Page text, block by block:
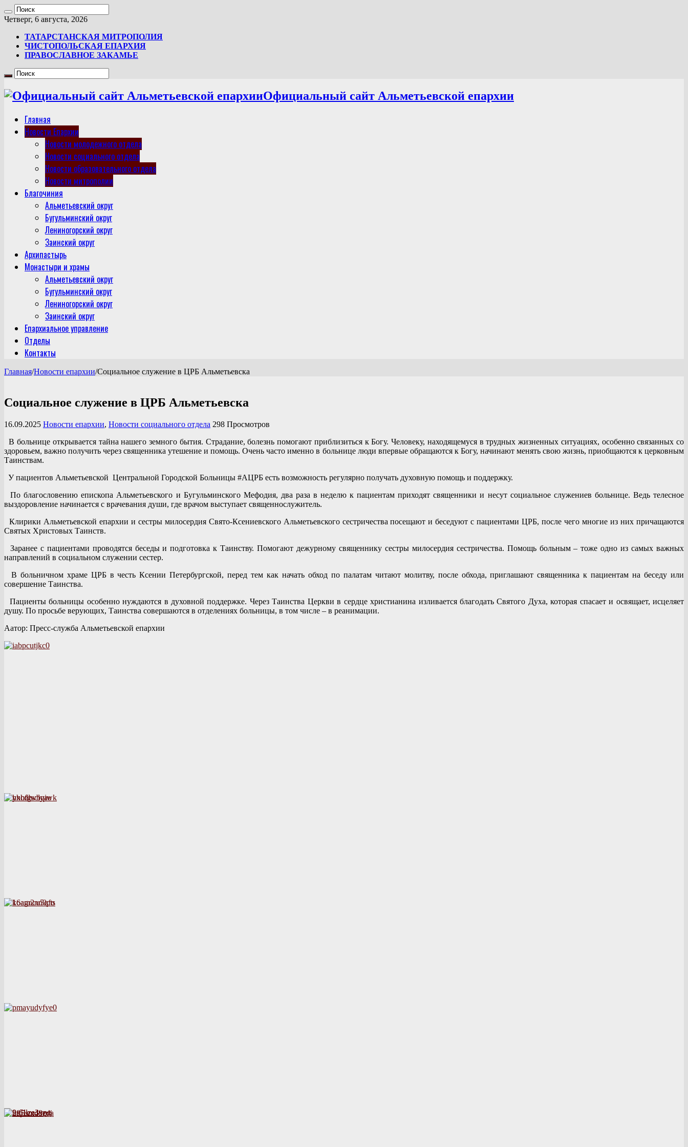
Четверг, 6 августа, 2026
ТАТАРСТАНСКАЯ МИТРОПОЛИЯ
ЧИСТОПОЛЬСКАЯ ЕПАРХИЯ
ПРАВОСЛАВНОЕ ЗАКАМЬЕ
Официальный сайт Альметьевской епархии
Главная
Новости Епархии
Новости молодежного отдела
Новости социального отдела
Новости образовательного отдела
Новости митрополии
Благочиния
Альметьевский округ
Бугульминский округ
Лениногорский округ
Заинский округ
Архипастырь
Монастыри и храмы
Альметьевский округ
Бугульминский округ
Лениногорский округ
Заинский округ
Епархиальное управление
Отделы
Контакты
Главная/Новости епархии/Социальное служение в ЦРБ Альметьевска
Социальное служение в ЦРБ Альметьевска
16.09.2025 Новости епархии, Новости социального отдела 298 Просмотров
В больнице открывается тайна нашего земного бытия. Страдание, болезнь помогают приблизиться к Богу. Человеку, находящемуся в трудных жизненных ситуациях, особенно связанных со
здоровьем, важно получить через священника утешение и помощь. Очень часто именно в больнице люди впервые обращаются к Богу, начинают менять свою жизнь, приобщаются к церковным
Таинствам.
У пациентов Альметьевской Центральной Городской Больницы #АЦРБ есть возможность регулярно получать духовную помощь и поддержку.
По благословению епископа Альметьевского и Бугульминского Мефодия, два раза в неделю к пациентам приходят священники и несут социальное служениев больнице. Ведь телесное
выздоровление начинается с врачевания души, где врачом выступает священнослужитель.
Клирики Альметьевской епархии и сестры милосердия Свято-Ксениевского Альметьевского сестричества посещают и беседуют с пациентами ЦРБ, после чего многие из них причащаются
Святых Христовых Таинств.
Заранее с пациентами проводятся беседы и подготовка к Таинству. Помогают дежурному священнику сестры милосердия сестричества. Помощь больным – тоже одно из самых важных
направлений в социальном служении сестер.
В больничном храме ЦРБ в честь Ксении Петербургской, перед тем как начать обход по палатам читают молитву, после обхода, приглашают священника к пациентам на беседу или
совершение Таинства.
Пациенты больницы особенно нуждаются в духовной поддержке. Через Таинства Церкви в сердце христианина изливается благодать Святого Духа, которая спасает и освящает, исцеляет
душу. По просьбе верующих, Таинства совершаются в отделениях больницы, в том числе – в реанимации.
Аатор: Пресс-служба Альметьевской епархии